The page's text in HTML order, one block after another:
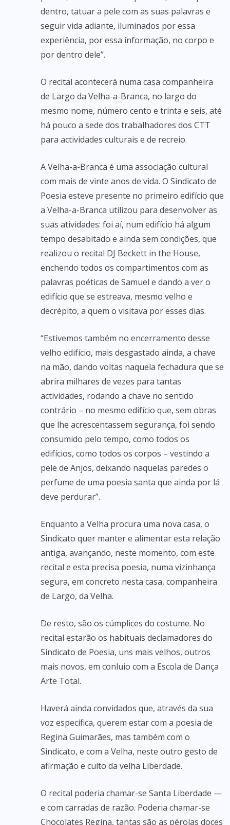
dentro, tatuar a pele com as suas palavras e
seguir vida adiante, iluminados por essa
experiência, por essa informação, no corpo e
por dentro dele”.
O recital acontecerá numa casa companheira
de Largo da Velha-a-Branca, no largo do
mesmo nome, número cento e trinta e seis, até
há pouco a sede dos trabalhadores dos CTT
para actividades culturais e de recreio.
A Velha-a-Branca é uma associação cultural
com mais de vinte anos de vida. O Sindicato de
Poesia esteve presente no primeiro edifício que
a Velha-a-Branca utilizou para desenvolver as
suas atividades: foi aí, num edifício há algum
tempo desabitado e ainda sem condições, que
realizou o recital DJ Beckett in the House,
enchendo todos os compartimentos com as
palavras poéticas de Samuel e dando a ver o
edifício que se estreava, mesmo velho e
decrépito, a quem o visitava por esses dias.
“Estivemos também no encerramento desse
velho edifício, mais desgastado ainda, a chave
na mão, dando voltas naquela fechadura que se
abrira milhares de vezes para tantas
actividades, rodando a chave no sentido
contrário – no mesmo edifício que, sem obras
que lhe acrescentassem segurança, foi sendo
consumido pelo tempo, como todos os
edifícios, como todos os corpos – vestindo a
pele de Anjos, deixando naquelas paredes o
perfume de uma poesia santa que ainda por lá
deve perdurar”.
Enquanto a Velha procura uma nova casa, o
Sindicato quer manter e alimentar esta relação
antiga, avançando, neste momento, com este
recital e esta precisa poesia, numa vizinhança
segura, em concreto nesta casa, companheira
de Largo, da Velha.
De resto, são os cúmplices do costume. No
recital estarão os habituais declamadores do
Sindicato de Poesia, uns mais velhos, outros
mais novos, em conluio com a Escola de Dança
Arte Total.
Haverá ainda convidados que, através da sua
voz específica, querem estar com a poesia de
Regina Guimarães, mas também com o
Sindicato, e com a Velha, neste outro gesto de
afirmação e culto da velha Liberdade.
O recital poderia chamar-se Santa Liberdade —
e com carradas de razão. Poderia chamar-se
Chocolates Regina, tantas são as pérolas doces